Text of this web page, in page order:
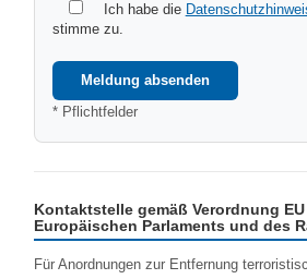
Ich habe die
stimme zu.
Meldung absenden
* Pflichtfelder
Kontaktstelle gemäß Verordnung EU
Europäischen Parlaments und des
Für Anordnungen zur Entfernung